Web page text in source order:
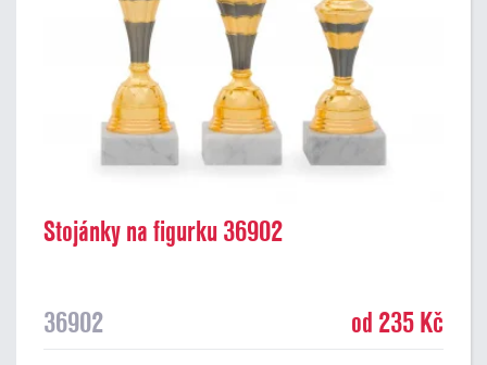
Stojánky na figurku 36902
36902 od 235 Kč